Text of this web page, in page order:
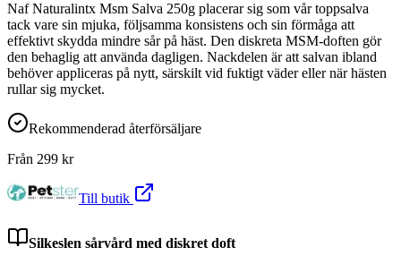
Naf Naturalintx Msm Salva 250g placerar sig som vår toppsalva
tack vare sin mjuka, följsamma konsistens och sin förmåga att
effektivt skydda mindre sår på häst. Den diskreta MSM-doften gör
den behaglig att använda dagligen. Nackdelen är att salvan ibland
behöver appliceras på nytt, särskilt vid fuktigt väder eller när hästen
rullar sig mycket.
Rekommenderad återförsäljare
Från 299 kr
Till butik
Silkeslen sårvård med diskret doft